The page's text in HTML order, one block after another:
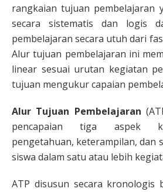
rangkaian tujuan pembelajaran
secara sistematis dan logis
pembelajaran secara utuh dari
Alur tujuan pembelajaran ini
linear sesuai urutan kegiatan
tujuan mengukur capaian
Alur Tujuan Pembelajaran
pencapaian tiga aspek
pengetahuan, keterampilan, dan
siswa dalam satu atau lebih
ATP disusun secara kronologis